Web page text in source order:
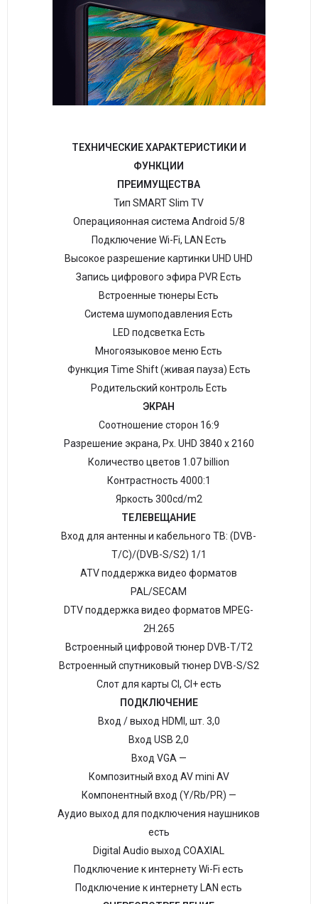
ТЕХНИЧЕСКИЕ ХАРАКТЕРИСТИКИ И
ФУНКЦИИ
ПРЕИМУЩЕСТВА
Тип SMART Slim TV
Операцияонная система Android 5/8
Подключение Wi-Fi, LAN Есть
Высокое разрешение картинки UHD UHD
Запись цифрового эфира PVR Есть
Встроенные тюнеры Есть
Система шумоподавления Есть
LED подсветка Есть
Многоязыковое меню Есть
Функция Time Shift (живая пауза) Есть
Родительский контроль Есть
ЭКРАН
Соотношение сторон 16:9
Разрешение экрана, Рх. UHD 3840 х 2160
Количество цветов 1.07 billion
Контрастность 4000:1
Яркость 300cd/m2
ТЕЛЕВЕЩАНИЕ
Вход для антенны и кабельного ТВ: (DVB-
T/C)/(DVB-S/S2) 1/1
ATV поддержка видео форматов
PAL/SECAM
DTV поддержка видео форматов MPEG-
2H.265
Встроенный цифровой тюнер DVB-T/Т2
Встроенный спутниковый тюнер DVB-S/S2
Слот для карты CI, CI+ есть
ПОДКЛЮЧЕНИЕ
Вход / выход HDMI, шт. 3,0
Вход USB 2,0
Вход VGA —
Композитный вход AV mini AV
Компонентный вход (Y/Rb/PR) —
Аудио выход для подключения наушников
есть
Digital Audio выход COAXIAL
Подключение к интернету Wi-Fi есть
Подключение к интернету LAN есть